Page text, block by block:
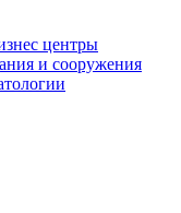
центры
и сооружения